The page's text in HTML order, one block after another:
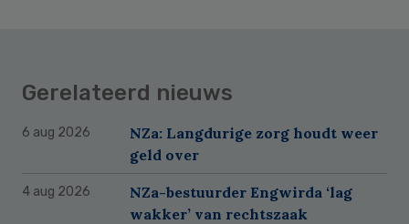
Gerelateerd nieuws
6 aug 2026
NZa: Langdurige zorg houdt weer
geld over
4 aug 2026
NZa-bestuurder Engwirda ‘lag
wakker’ van rechtszaak